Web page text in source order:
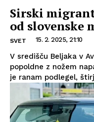
Sirski
od slovenske
SVET 15. 2. 2025, 21:10
V središču Beljaka v
popoldne z nožem
je ranam podlegel,